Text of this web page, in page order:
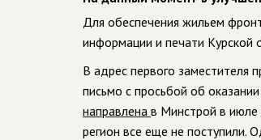
Для обеспечения жильем
информации и печати Курской
В адрес первого заместителя
письмо с просьбой об
направлена в Минстрой в
регион все еще не поступили.